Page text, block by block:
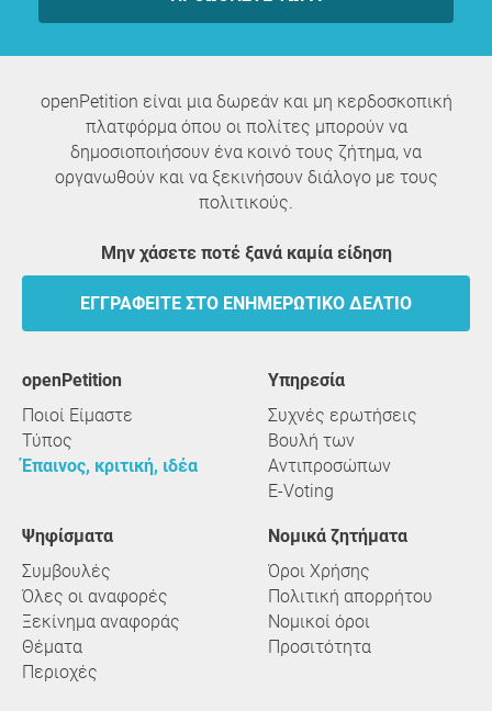
openPetition είναι μια δωρεάν και μη κερδοσκοπική
πλατφόρμα όπου οι πολίτες μπορούν να
δημοσιοποιήσουν ένα κοινό τους ζήτημα, να
οργανωθούν και να ξεκινήσουν διάλογο με τους
πολιτικούς.
Μην χάσετε ποτέ ξανά καμία είδηση
ΕΓΓΡΑΦΕΊΤΕ ΣΤΟ ΕΝΗΜΕΡΩΤΙΚΌ ΔΕΛΤΊΟ
openPetition
Ποιοί Είμαστε
Τύπος
Έπαινος, κριτική, ιδέα
υπηρεσία
Συχνές ερωτήσεις
Βουλή των
Αντιπροσώπων
E-Voting
Ψηφίσματα
Συμβουλές
Όλες οι αναφορές
Ξεκίνημα αναφοράς
Θέματα
Περιοχές
Νομικά ζητήματα
Όροι Χρήσης
Πολιτική απορρήτου
Νομικοί όροι
Προσιτότητα